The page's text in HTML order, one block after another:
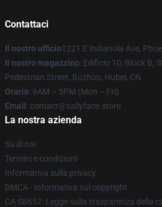
Contattaci
Il nostro ufficio1221 E Indianola Ave,
Il nostro magazzino: Edificio 10, Block B,
Pedestrian Street, Bozhou, Hubei, CN
Orario: 9AM – 5PM (Mon – Fri)
Email : contact@sallyface.store
La nostra azienda
Su di noi
Termini e condizioni
Informativa sulla privacy
DMCA - Informativa sul copyright
CA SB657: Legge sulla trasparenza della